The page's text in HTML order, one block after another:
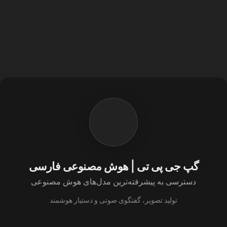
گپ جی پی تی | هوش مصنوعی فارسی
دسترسی به پیشرفته‌ترین مدل‌های هوش مصنوعی
تولید تصویر، گفتگوی صوتی و دستیار هوشمند